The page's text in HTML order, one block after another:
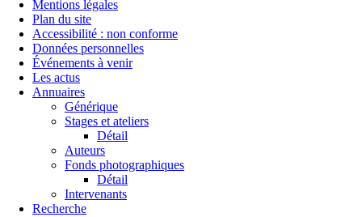
Mentions légales
Plan du site
Accessibilité : non conforme
Données personnelles
Événements à venir
Les actus
Annuaires
Générique
Stages et ateliers
Détail
Auteurs
Fonds photographiques
Détail
Intervenants
Recherche